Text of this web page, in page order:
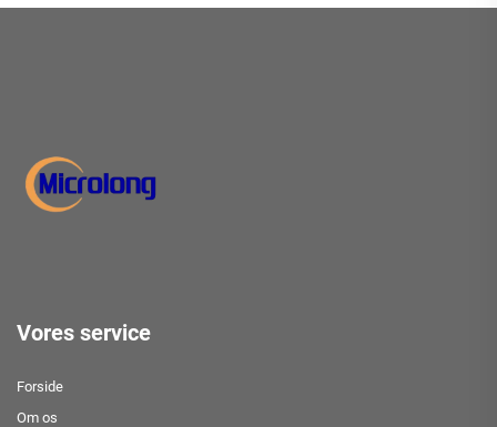
Vores service
Forside
Om os